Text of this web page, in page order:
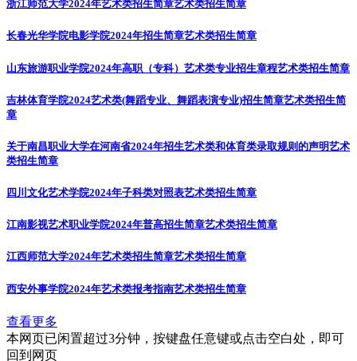
浙江师范大学2024年艺术类招生简章艺术类招生简章
长春光华学院电影学院2024年招生简章艺术类招生简章
山东旅游职业学院2024年高职（专科）艺术类专业招生章程艺术类招生简章
吉林体育学院2024艺术类(舞蹈专业、舞蹈表演专业)招生简章艺术类招生简
章
关于南昌职业大学在河南省2024年招生艺术类和体育类录取规则的声明艺术
类招生简章
四川文化艺术学院2024年子科类对照表艺术类招生简章
江南影视艺术职业学院2024年普高招生简章艺术类招生简章
江西师范大学2024年艺术类招生简章艺术类招生简章
西安外事学院2024年艺术类报考指南艺术类招生简章
查看更多
本网页已闲置超过3分钟，按键盘任意键或点击空白处，即可
回到网页